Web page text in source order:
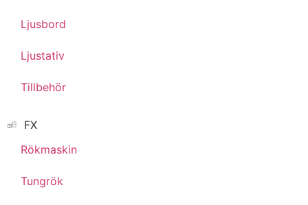
Ljusbord
Ljustativ
Tillbehör
FX
Rökmaskin
Tungrök